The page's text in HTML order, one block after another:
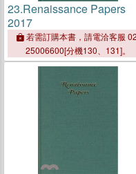
23.Renaissance Papers
2017
若需訂購本書，請電洽客服
25006600[分機130、131]。